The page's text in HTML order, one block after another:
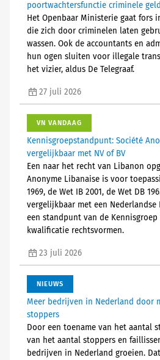
poortwachtersfunctie criminele
Het Openbaar Ministerie gaat fors
die zich door criminelen laten
wassen. Ook de accountants en
hun ogen sluiten voor illegale
het vizier, aldus De Telegraaf.
27 juli 2026
VN VANDAAG
Kennisgroepstandpunt: Société
vergelijkbaar met NV of BV
Een naar het recht van Libanon
Anonyme Libanaise is voor
1969, de Wet IB 2001, de Wet DB
vergelijkbaar met een Nederlandse
een standpunt van de
kwalificatie rechtsvormen.
23 juli 2026
NIEUWS
Meer bedrijven in Nederland door
stoppers
Door een toename van het aantal
van het aantal stoppers en
bedrijven in Nederland groeien.